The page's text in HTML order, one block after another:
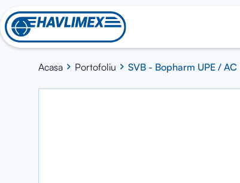
Acasa Portofoliu SVB - Bopharm UPE / AC